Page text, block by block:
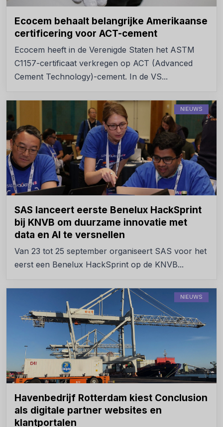
Ecocem behaalt belangrijke Amerikaanse
certificering voor ACT-cement
Ecocem heeft in de Verenigde Staten het ASTM
C1157-certificaat verkregen op ACT (Advanced
Cement Technology)-cement. In de VS...
NIEUWS
SAS lanceert eerste Benelux HackSprint
bij KNVB om duurzame innovatie met
data en AI te versnellen
Van 23 tot 25 september organiseert SAS voor het
eerst een Benelux HackSprint op de KNVB...
NIEUWS
Havenbedrijf Rotterdam kiest Conclusion
als digitale partner websites en
klantportalen